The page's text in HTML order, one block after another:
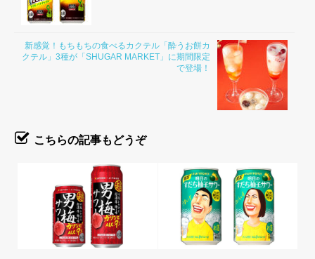
新感覚！もちもちの食べるカクテル「酔うお餅カ
クテル」3種が「SHUGAR MARKET」に期間限定
で登場！
こちらの記事もどうぞ